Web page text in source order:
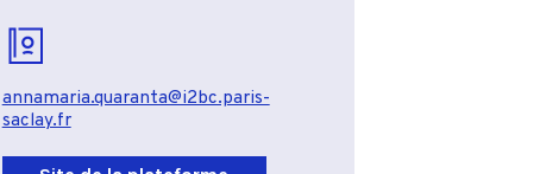
annamaria.quaranta@i2bc.paris-
saclay.fr